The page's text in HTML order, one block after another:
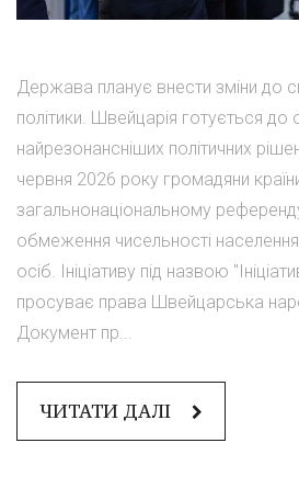
Держава планує внести зміни до
політики. Швейцарія готується до
найрезонансніших політичних
червня 2026 року громадяни
загальнонаціональному
обмеження чисельності населення
осіб. Ініціативу під назвою
просуває права Швейцарська
Документ пр...
ЧИТАТИ ДАЛІ